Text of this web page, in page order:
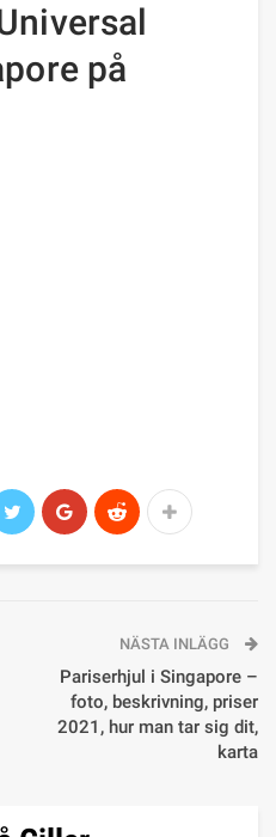
på
NÄSTA INLÄGG
Pariserhjul i Singapore –
foto, beskrivning, priser
2021, hur man tar sig dit,
karta